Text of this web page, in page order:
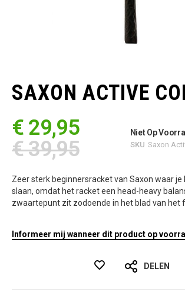
begin
van
afbeeldingen-
gallerij
SAXON ACTIVE
€ 29,95
€ 39,95
Niet Op
SKU Saxon
Zeer sterk beginnersracket van Saxon waar
slaan, omdat het racket een head-heavy
zwaartepunt zit zodoende in het blad van het
Informeer mij wanneer dit product op
DELEN